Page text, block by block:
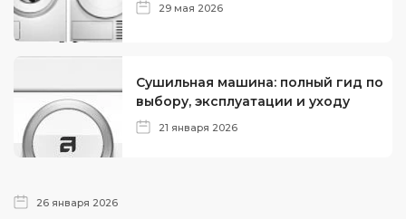
29 мая 2026
Сушильная машина: полный гид по
выбору, эксплуатации и уходу
21 января 2026
26 января 2026